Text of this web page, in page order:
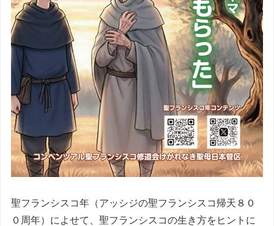
聖フランシスコ年（アッシジの聖フランシスコ帰天８０
０周年）によせて、聖フランシスコの生き方をヒントに